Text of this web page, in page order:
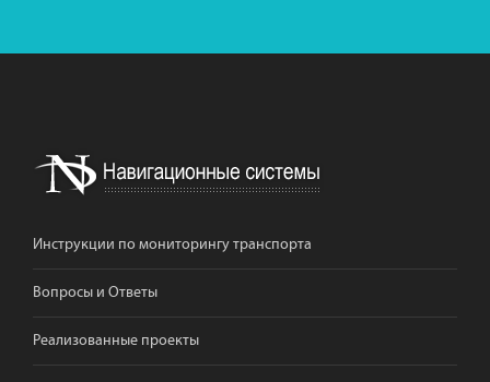
Инструкции по мониторингу транспорта
Вопросы и Ответы
Реализованные проекты